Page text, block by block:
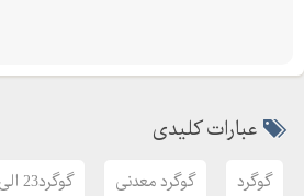
عبارات کلیدی
گوگرد گوگرد معدنی گوگرد23 الی 24 درصد